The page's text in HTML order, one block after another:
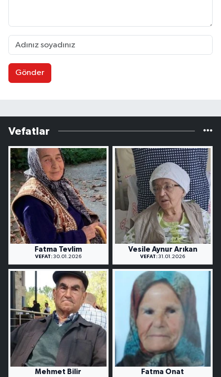
Gönder
Vefatlar
Fatma Tevlim
VEFAT: 30.01.2026
Vesile Aynur Arıkan
VEFAT: 31.01.2026
Mehmet Bilir Fatma Onat